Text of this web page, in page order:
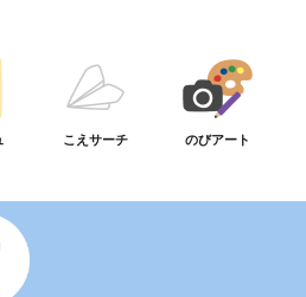
こえサーチ のびアート